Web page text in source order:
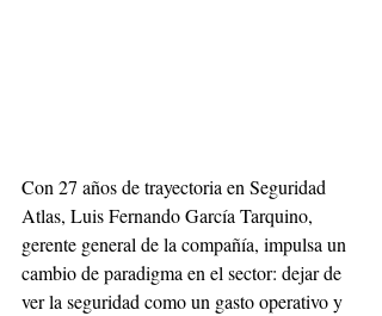
Con 27 años de trayectoria en Seguridad
Atlas, Luis Fernando García Tarquino,
gerente general de la compañía, impulsa un
cambio de paradigma en el sector: dejar de
ver la seguridad como un gasto operativo y